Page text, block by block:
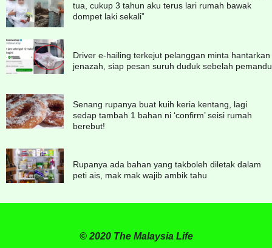
tua, cukup 3 tahun aku terus lari rumah bawak
dompet laki sekali”
Driver e-hailing terkejut pelanggan minta hantarkan
jenazah, siap pesan suruh duduk sebelah pemandu
Senang rupanya buat kuih keria kentang, lagi
sedap tambah 1 bahan ni ‘confirm’ seisi rumah
berebut!
Rupanya ada bahan yang takboleh diletak dalam
peti ais, mak mak wajib ambik tahu
© 2020 The Malaysia Life